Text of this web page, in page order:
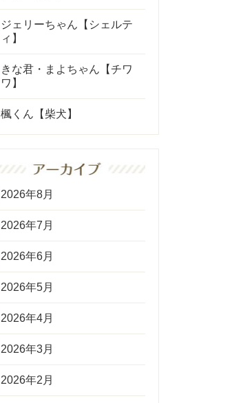
ジェリーちゃん【シェルテ
ィ】
きな君・まよちゃん【チワ
ワ】
楓くん【柴犬】
2026年8月
2026年7月
2026年6月
2026年5月
2026年4月
2026年3月
2026年2月